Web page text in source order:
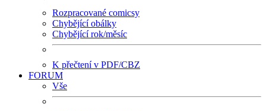
Rozpracované comicsy
Chybějící obálky
Chybějící rok/měsíc
K přečtení v PDF/CBZ
FORUM
Vše